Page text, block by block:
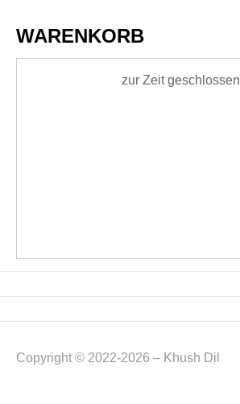
WARENKORB
zur Zeit geschlossen
Copyright © 2022-2026 – Khush Dil